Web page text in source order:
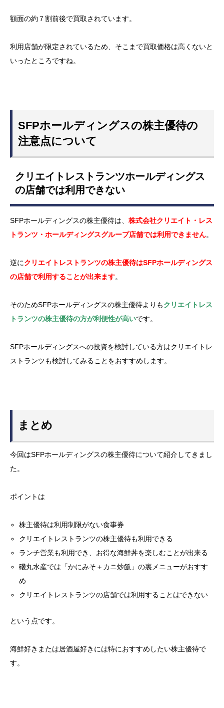
額面の約７割前後で買取されています。
利用店舗が限定されているため、そこまで買取価格は高くないと
いったところですね。
SFPホールディングスの株主優待の
注意点について
クリエイトレストランツホールディングス
の店舗では利用できない
SFPホールディングスの株主優待は、 株式会社クリエイト・レス
トランツ・ホールディングスグループ店舗では利用できません。
逆にクリエイトレストランツの株主優待はSFPホールディングス
の店舗で利用することが出来ます。
そのためSFPホールディングスの株主優待よりもクリエイトレス
トランツの株主優待の方が利便性が高いです。
SFPホールディングスへの投資を検討している方はクリエイトレ
ストランツも検討してみることをおすすめします。
まとめ
今回はSFPホールディングスの株主優待について紹介してきまし
た。
ポイントは
株主優待は利用制限がない食事券
クリエイトレストランツの株主優待も利用できる
ランチ営業も利用でき、お得な海鮮丼を楽しむことが出来る
磯丸水産では「かにみそ＋カニ炒飯」の裏メニューがおすす
め
クリエイトレストランツの店舗では利用することはできない
という点です。
海鮮好きまたは居酒屋好きには特におすすめしたい株主優待で
す。